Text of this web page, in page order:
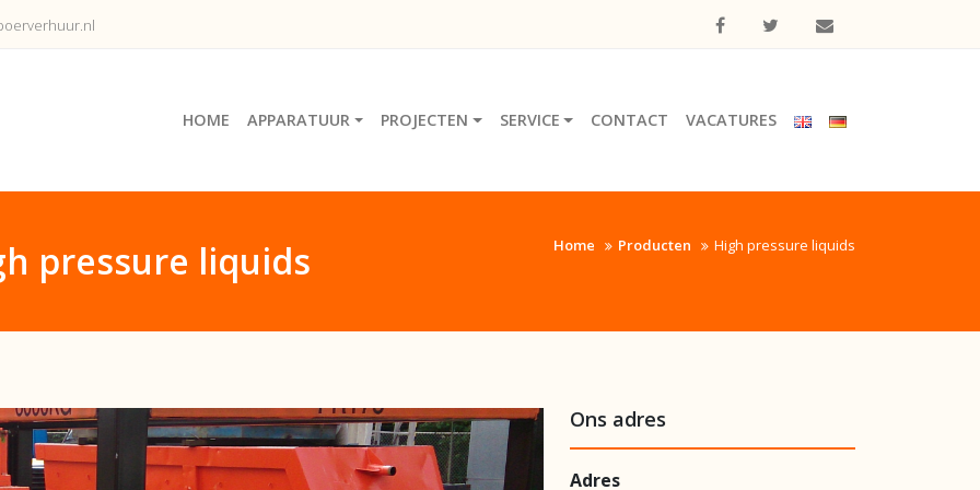
HOME APPARATUUR PROJECTEN SERVICE CONTACT VACATURES
pressure liquids Home Producten High pressure liquids
Ons adres
Adres